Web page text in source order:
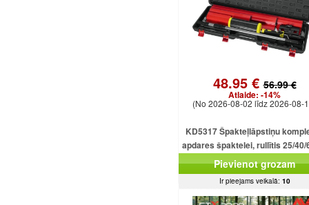
48.95 €56.99 €
Atlaide: -14%
(No 2026-08-02 līdz 2026-08-
KD5317 Špakteļlāpstiņu
apdares špaktelei, rullītis 25/40/
cm.
Pievienot grozam
Ir pieejams veikalā: 10